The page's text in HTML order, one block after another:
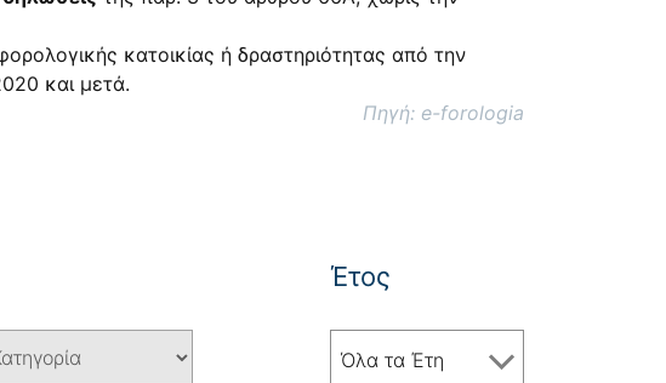
κατοικίας ή δραστηριότητας από την
και μετά.
Πηγή: e-forologia
Έτος
Όλα τα Έτη